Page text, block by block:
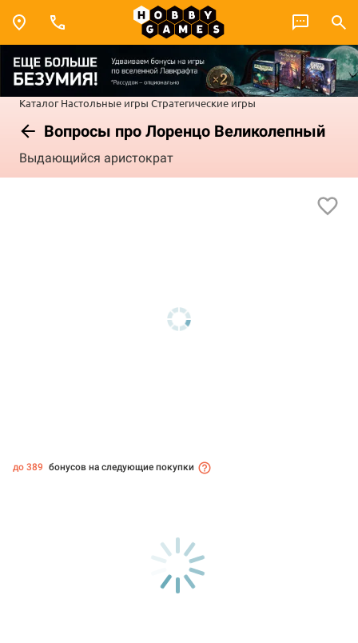
Каталог Настольные игры Стратегические игры
Вопросы про Лоренцо Великолепный
Выдающийся аристократ
до 389 бонусов на следующие покупки